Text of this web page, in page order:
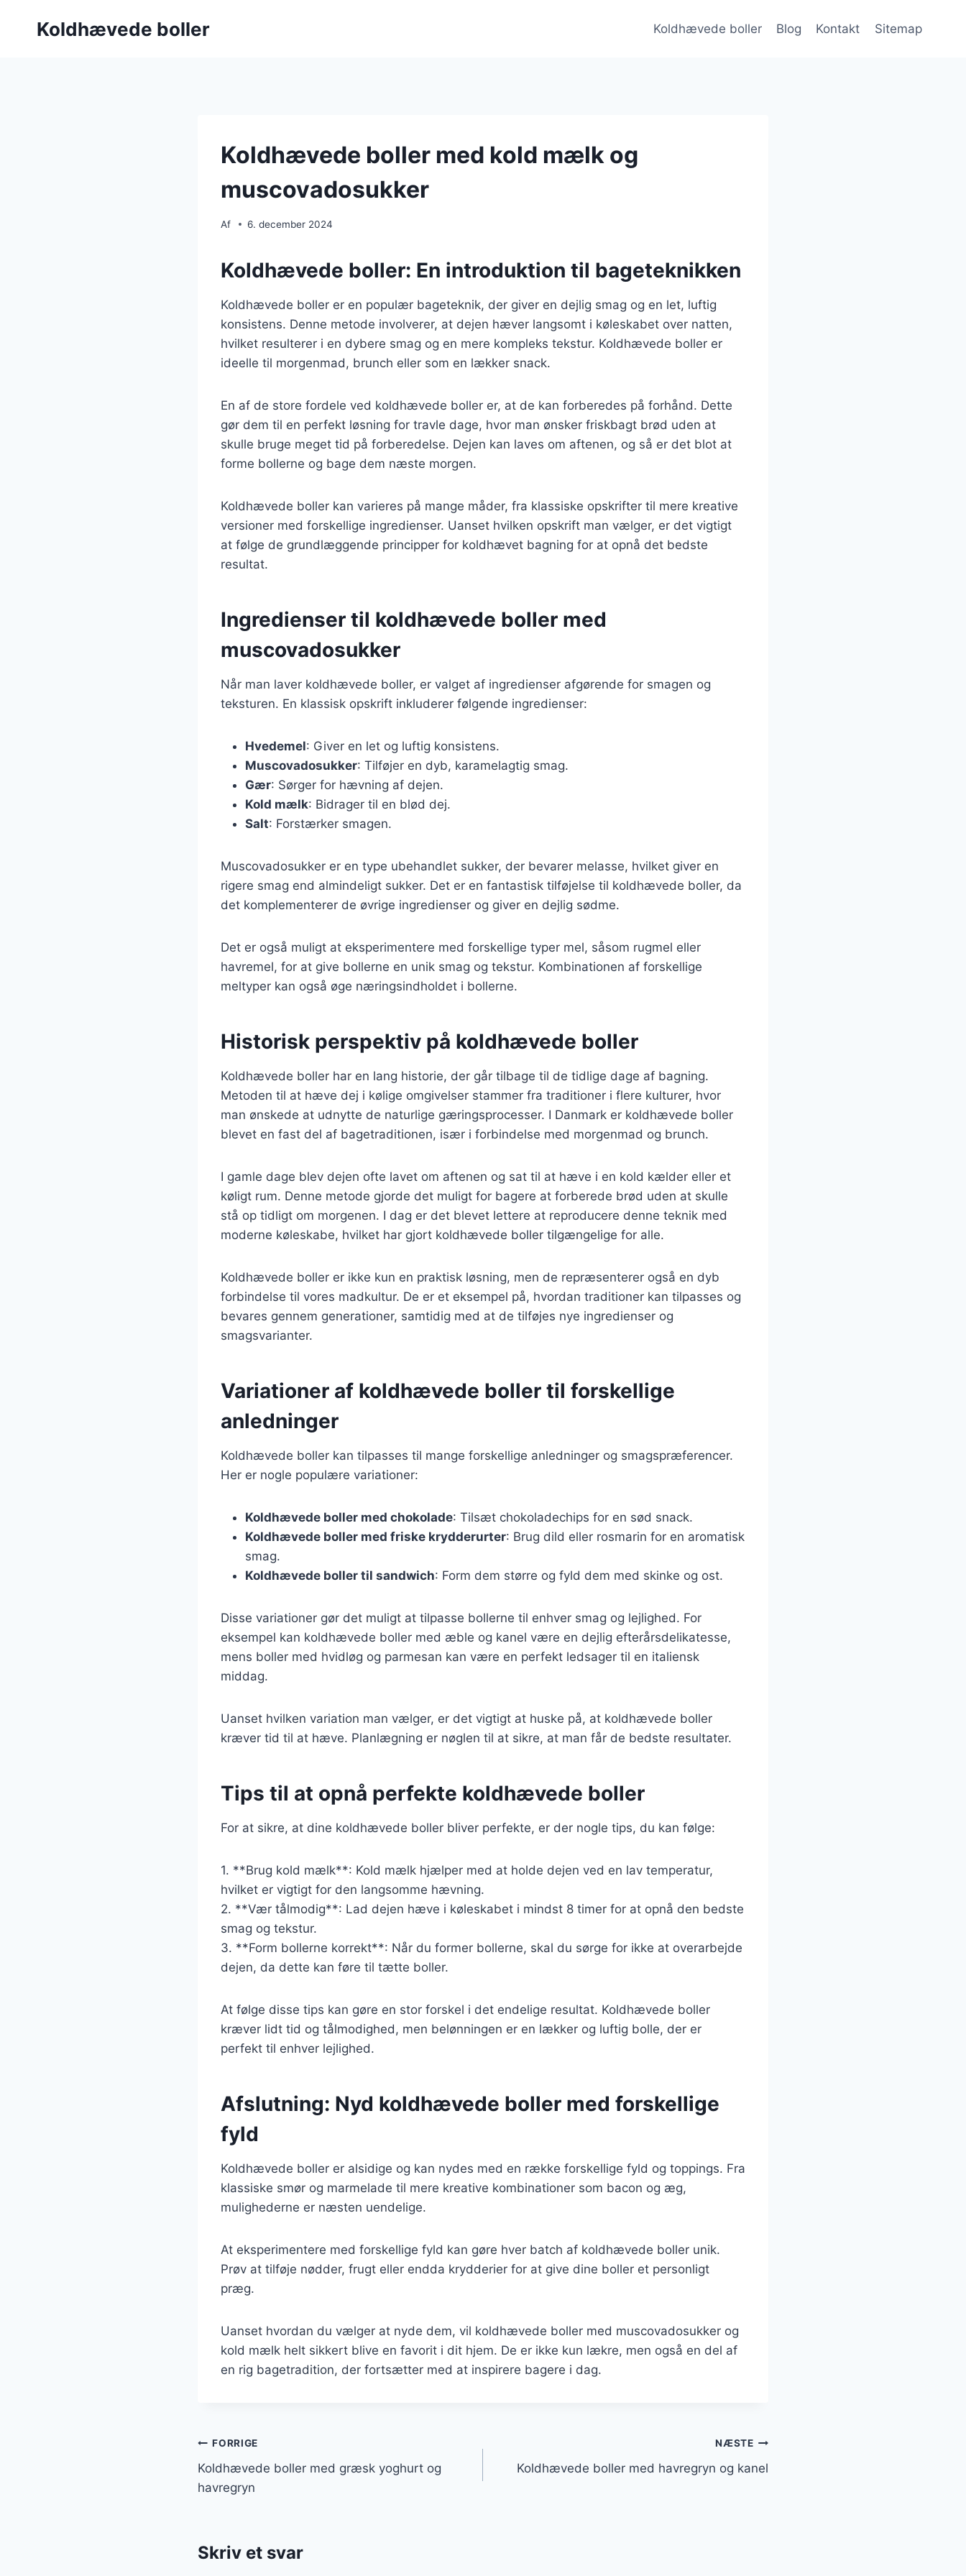
Koldhævede boller Koldhævede boller Blog Kontakt Sitemap
Koldhævede boller med kold mælk og
muscovadosukker
Af 6. december 2024
Koldhævede boller: En introduktion til bageteknikken
Koldhævede boller er en populær bageteknik, der giver en dejlig smag og en let, luftig
konsistens. Denne metode involverer, at dejen hæver langsomt i køleskabet over natten,
hvilket resulterer i en dybere smag og en mere kompleks tekstur. Koldhævede boller er
ideelle til morgenmad, brunch eller som en lækker snack.
En af de store fordele ved koldhævede boller er, at de kan forberedes på forhånd. Dette
gør dem til en perfekt løsning for travle dage, hvor man ønsker friskbagt brød uden at
skulle bruge meget tid på forberedelse. Dejen kan laves om aftenen, og så er det blot at
forme bollerne og bage dem næste morgen.
Koldhævede boller kan varieres på mange måder, fra klassiske opskrifter til mere kreative
versioner med forskellige ingredienser. Uanset hvilken opskrift man vælger, er det vigtigt
at følge de grundlæggende principper for koldhævet bagning for at opnå det bedste
resultat.
Ingredienser til koldhævede boller med
muscovadosukker
Når man laver koldhævede boller, er valget af ingredienser afgørende for smagen og
teksturen. En klassisk opskrift inkluderer følgende ingredienser:
Hvedemel: Giver en let og luftig konsistens.
Muscovadosukker: Tilføjer en dyb, karamelagtig smag.
Gær: Sørger for hævning af dejen.
Kold mælk: Bidrager til en blød dej.
Salt: Forstærker smagen.
Muscovadosukker er en type ubehandlet sukker, der bevarer melasse, hvilket giver en
rigere smag end almindeligt sukker. Det er en fantastisk tilføjelse til koldhævede boller, da
det komplementerer de øvrige ingredienser og giver en dejlig sødme.
Det er også muligt at eksperimentere med forskellige typer mel, såsom rugmel eller
havremel, for at give bollerne en unik smag og tekstur. Kombinationen af forskellige
meltyper kan også øge næringsindholdet i bollerne.
Historisk perspektiv på koldhævede boller
Koldhævede boller har en lang historie, der går tilbage til de tidlige dage af bagning.
Metoden til at hæve dej i kølige omgivelser stammer fra traditioner i flere kulturer, hvor
man ønskede at udnytte de naturlige gæringsprocesser. I Danmark er koldhævede boller
blevet en fast del af bagetraditionen, især i forbindelse med morgenmad og brunch.
I gamle dage blev dejen ofte lavet om aftenen og sat til at hæve i en kold kælder eller et
køligt rum. Denne metode gjorde det muligt for bagere at forberede brød uden at skulle
stå op tidligt om morgenen. I dag er det blevet lettere at reproducere denne teknik med
moderne køleskabe, hvilket har gjort koldhævede boller tilgængelige for alle.
Koldhævede boller er ikke kun en praktisk løsning, men de repræsenterer også en dyb
forbindelse til vores madkultur. De er et eksempel på, hvordan traditioner kan tilpasses og
bevares gennem generationer, samtidig med at de tilføjes nye ingredienser og
smagsvarianter.
Variationer af koldhævede boller til forskellige
anledninger
Koldhævede boller kan tilpasses til mange forskellige anledninger og smagspræferencer.
Her er nogle populære variationer:
Koldhævede boller med chokolade: Tilsæt chokoladechips for en sød snack.
Koldhævede boller med friske krydderurter: Brug dild eller rosmarin for en aromatisk
smag.
Koldhævede boller til sandwich: Form dem større og fyld dem med skinke og ost.
Disse variationer gør det muligt at tilpasse bollerne til enhver smag og lejlighed. For
eksempel kan koldhævede boller med æble og kanel være en dejlig efterårsdelikatesse,
mens boller med hvidløg og parmesan kan være en perfekt ledsager til en italiensk
middag.
Uanset hvilken variation man vælger, er det vigtigt at huske på, at koldhævede boller
kræver tid til at hæve. Planlægning er nøglen til at sikre, at man får de bedste resultater.
Tips til at opnå perfekte koldhævede boller
For at sikre, at dine koldhævede boller bliver perfekte, er der nogle tips, du kan følge:
1. **Brug kold mælk**: Kold mælk hjælper med at holde dejen ved en lav temperatur,
hvilket er vigtigt for den langsomme hævning.
2. **Vær tålmodig**: Lad dejen hæve i køleskabet i mindst 8 timer for at opnå den bedste
smag og tekstur.
3. **Form bollerne korrekt**: Når du former bollerne, skal du sørge for ikke at overarbejde
dejen, da dette kan føre til tætte boller.
At følge disse tips kan gøre en stor forskel i det endelige resultat. Koldhævede boller
kræver lidt tid og tålmodighed, men belønningen er en lækker og luftig bolle, der er
perfekt til enhver lejlighed.
Afslutning: Nyd koldhævede boller med forskellige
fyld
Koldhævede boller er alsidige og kan nydes med en række forskellige fyld og toppings. Fra
klassiske smør og marmelade til mere kreative kombinationer som bacon og æg,
mulighederne er næsten uendelige.
At eksperimentere med forskellige fyld kan gøre hver batch af koldhævede boller unik.
Prøv at tilføje nødder, frugt eller endda krydderier for at give dine boller et personligt
præg.
Uanset hvordan du vælger at nyde dem, vil koldhævede boller med muscovadosukker og
kold mælk helt sikkert blive en favorit i dit hjem. De er ikke kun lækre, men også en del af
en rig bagetradition, der fortsætter med at inspirere bagere i dag.
Indlægsnavigation
FORRIGE
Koldhævede boller med græsk yoghurt og
havregryn
NÆSTE
Koldhævede boller med havregryn og kanel
Skriv et svar